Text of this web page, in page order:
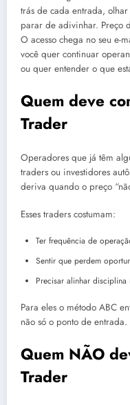
trás de cada entrada,
parar de adivinhar. Preço
O acesso chega no seu e-
você quer continuar
ou quer entender o que
Quem deve
Trader
Operadores que já têm
traders ou investidores
deriva quando o preço
Esses traders costumam:
Ter frequência de
Sentir que perdem
Precisar alinhar
Para eles o método ABC
não só o ponto de entrada.
Quem NÃO
Trader